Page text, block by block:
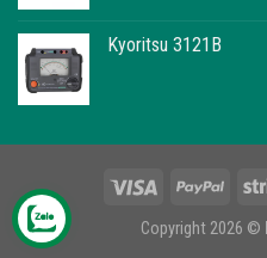
Kyoritsu 3121B
Copyright 2026 ©